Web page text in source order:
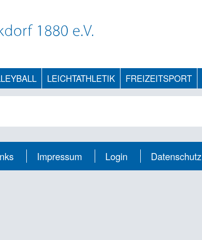
LEICHTATHLETIK FREIZEITSPORT
Impressum Login Datenschutz